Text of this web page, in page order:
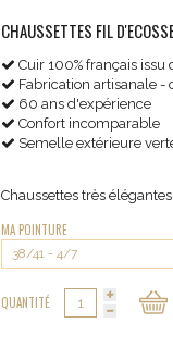
CHAUSSETTES FIL
Cuir 100% français
Fabrication artisanale -
60 ans d'expérience
Confort incomparable
Semelle extérieure
Chaussettes très
MA POINTURE
38/41 - 4/7
QUANTITÉ